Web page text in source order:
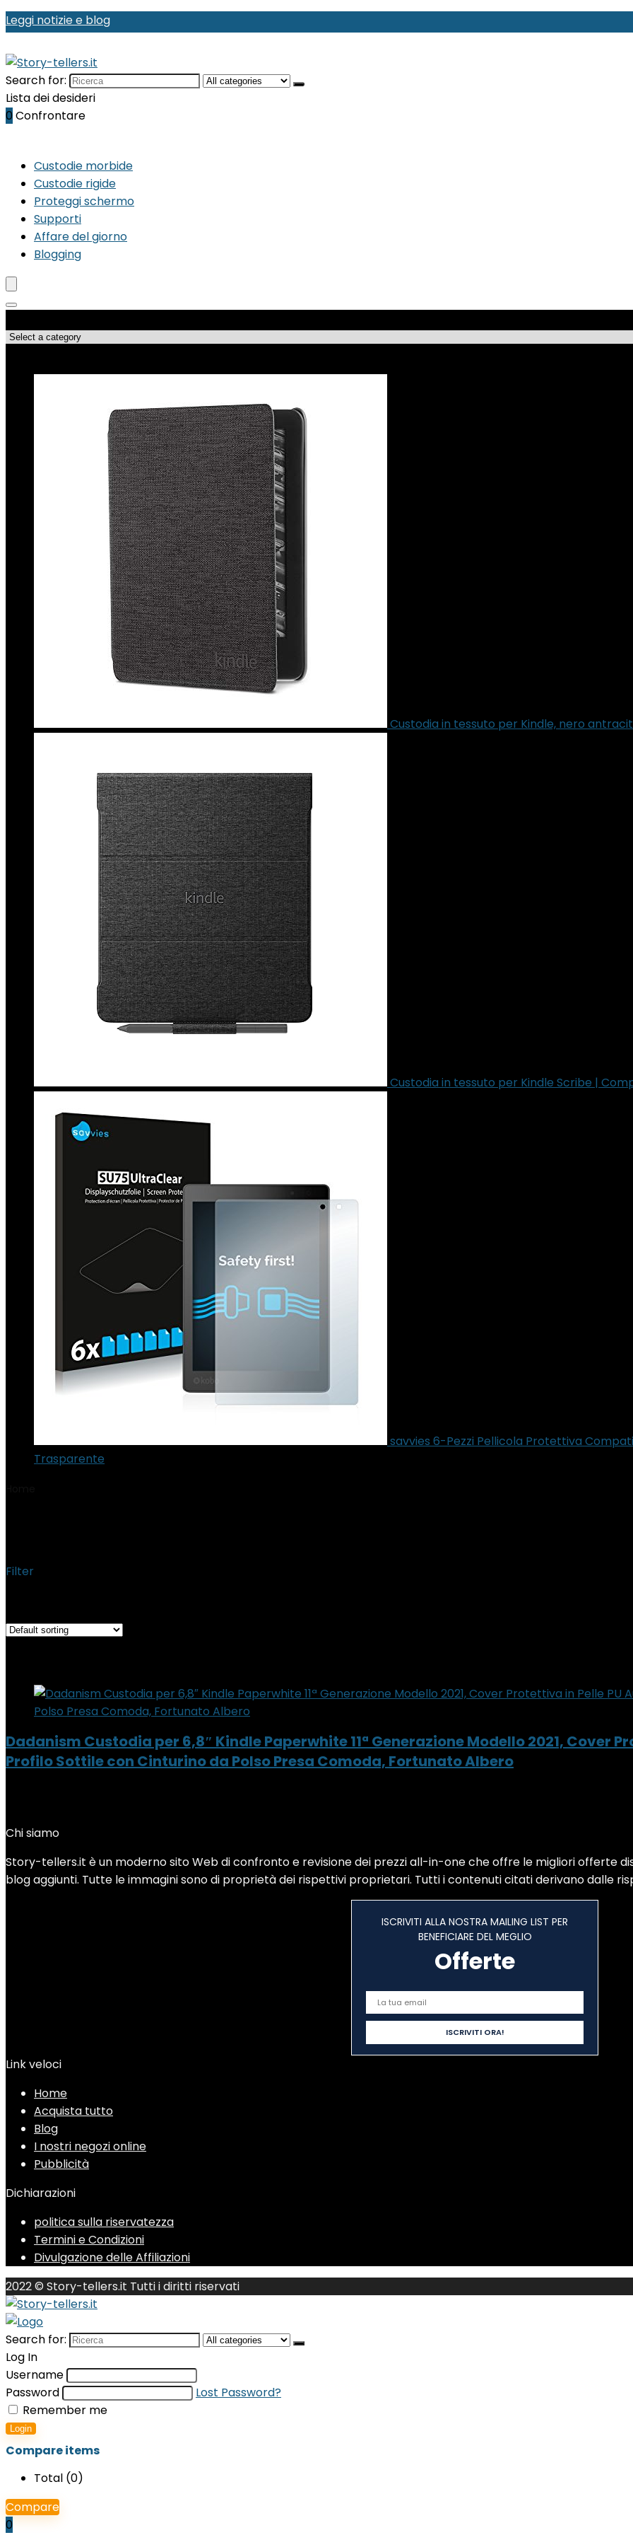
Leggi notizie e blog
Search for:
Lista dei desideri
0 Confrontare
Custodie morbide
Custodie rigide
Proteggi schermo
Supporti
Affare del giorno
Blogging
Custodia in tessuto per Kindle, nero
Custodia in tessuto per Kindle Scribe |
savvies 6-Pezzi Pellicola Protettiva
Trasparente
Filter
Dadanism Custodia per 6,8″ Kindle Paperwhite 11ª Generazione Modello 2021, Cover
Profilo Sottile con Cinturino da Polso Presa Comoda, Fortunato Albero
Chi siamo
Story-tellers.it è un moderno sito Web di confronto e revisione dei prezzi all-in-one che offre le migliori offerte
blog aggiunti. Tutte le immagini sono di proprietà dei rispettivi proprietari. Tutti i contenuti citati derivano dalle
ISCRIVITI ALLA NOSTRA MAILING LIST PER
BENEFICIARE DEL MEGLIO
Offerte
Link veloci
Home
Acquista tutto
Blog
I nostri negozi online
Pubblicità
Dichiarazioni
politica sulla riservatezza
Termini e Condizioni
Divulgazione delle Affiliazioni
2022 © Story-tellers.it Tutti i diritti riservati
Search for:
Log In
Username
Password
Lost Password?
Remember me
Login
Compare items
Total (0)
Compare
0